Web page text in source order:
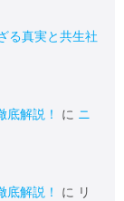
る真実と共生社
解説！ に ニ
解説！ に リ